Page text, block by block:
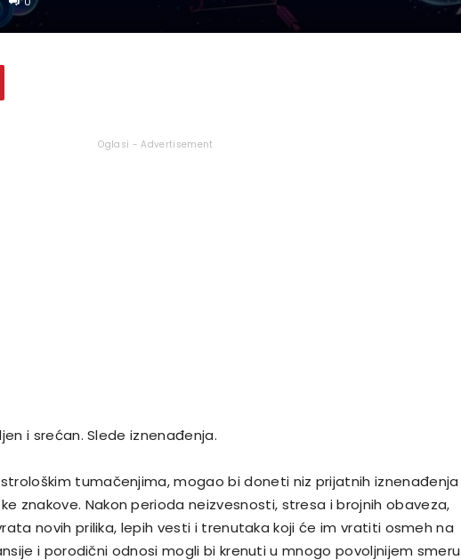
Oglasi - Advertisement
i srećan. Slede iznenađenja.
tumačenjima, mogao bi doneti niz prijatnih iznenađenja
znakove. Nakon perioda neizvesnosti, stresa i brojnih obaveza,
novih prilika, lepih vesti i trenutaka koji će im vratiti osmeh na
i porodični odnosi mogli bi krenuti u mnogo povoljnijem smeru